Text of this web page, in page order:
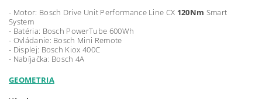
- Motor: Bosch Drive Unit Performance Line CX 120Nm Smart
System
- Batéria: Bosch PowerTube 600Wh
- Ovládanie: Bosch Mini Remote
- Displej: Bosch Kiox 400C
- Nabíjačka: Bosch 4A
GEOMETRIA